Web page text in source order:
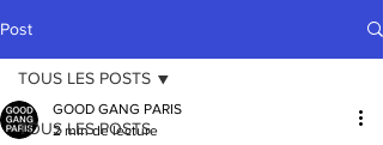
Post
TOUS LES POSTS
TOUS LES POSTS
GOOD GANG PARIS
2 min de lecture